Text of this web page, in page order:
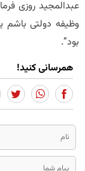
عبدالمجید روزی
وظیفه دولتی
بود”.
همرسانی کنید!